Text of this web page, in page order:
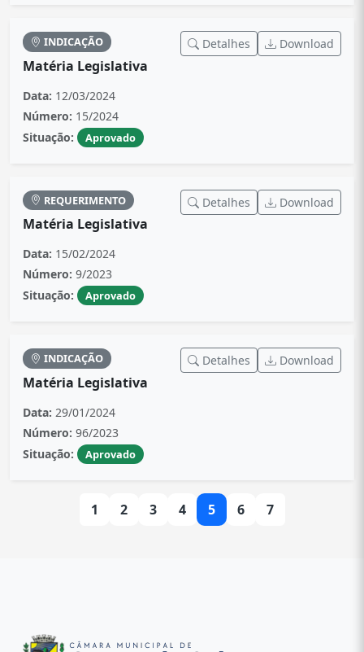
INDICAÇÃO
Matéria Legislativa
Detalhes Download
Data: 12/03/2024
Número: 15/2024
Situação:
Aprovado
REQUERIMENTO
Matéria Legislativa
Detalhes Download
Data: 15/02/2024
Número: 9/2023
Situação:
Aprovado
INDICAÇÃO
Matéria Legislativa
Detalhes Download
Data: 29/01/2024
Número: 96/2023
Situação:
Aprovado
1 2 3 4 5 6 7